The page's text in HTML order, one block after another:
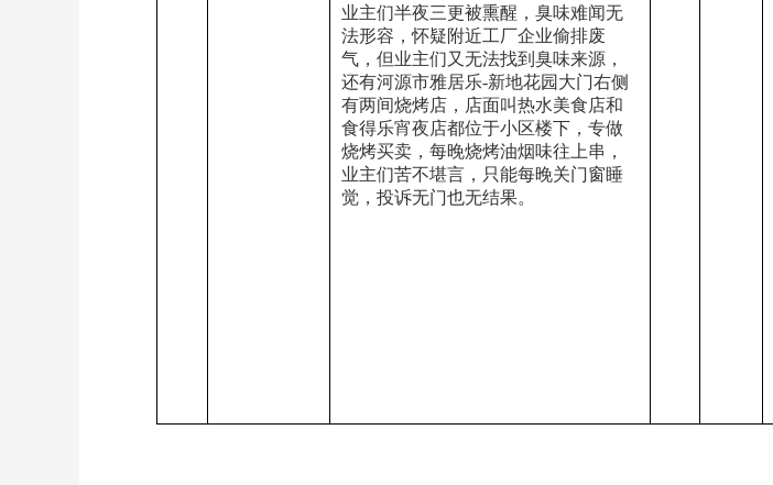
业主们半夜三更被熏醒，臭味难闻无
法形容，怀疑附近工厂企业偷排废
气，但业主们又无法找到臭味来源，
还有河源市雅居乐-新地花园大门右侧
有两间烧烤店，店面叫热水美食店和
食得乐宵夜店都位于小区楼下，专做
烧烤买卖，每晚烧烤油烟味往上串，
业主们苦不堪言，只能每晚关门窗睡
觉，投诉无门也无结果。